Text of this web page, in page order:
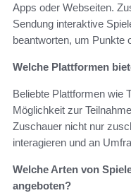
Apps oder Webseiten.
Sendung interaktive
beantworten, um Punkte
Welche Plattformen
Beliebte Plattformen wie
Möglichkeit zur
Zuschauer nicht nur
interagieren und an
Welche Arten von
angeboten?